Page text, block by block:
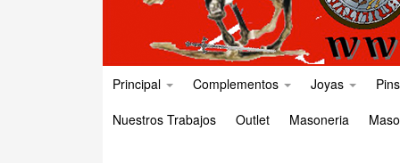
Principal Complementos Joyas
Pins
Nuestros Trabajos
Outlet Masoneria